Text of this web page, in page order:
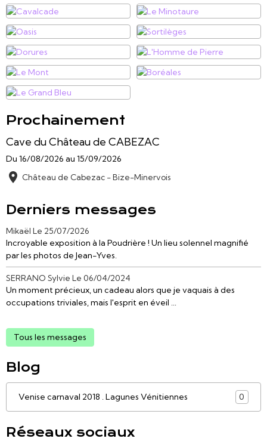
Prochainement
Cave du Château de CABEZAC
Du 16/08/2026 au 15/09/2026
Château de Cabezac - Bize-Minervois
Derniers messages
Mikaël Le 25/07/2026
Incroyable exposition à la Poudrière ! Un lieu solennel magnifié
par les photos de Jean-Yves.
SERRANO Sylvie Le 06/04/2024
Un moment précieux, un cadeau alors que je vaquais à des
occupations triviales, mais l'esprit en éveil ...
Tous les messages
Blog
Venise carnaval 2018 . Lagunes Vénitiennes 0
Réseaux sociaux